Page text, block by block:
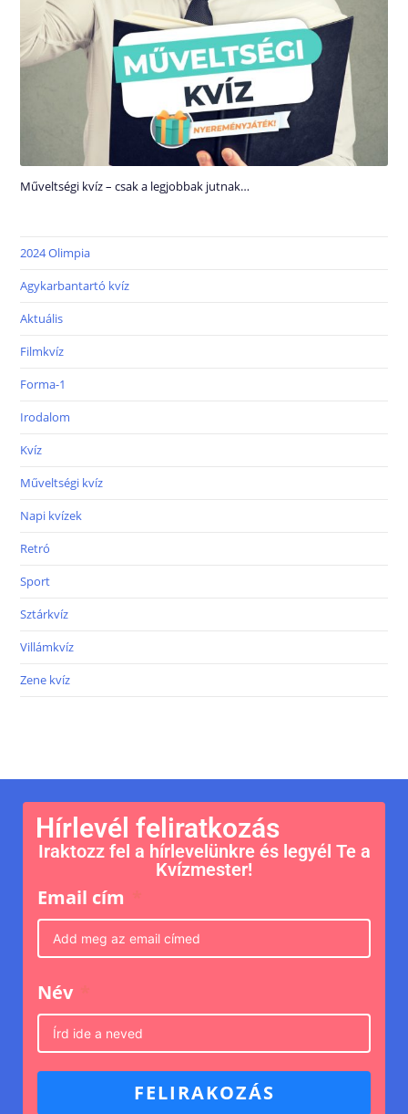
Műveltségi kvíz – csak a legjobbak jutnak…
2024 Olimpia
Agykarbantartó kvíz
Aktuális
Filmkvíz
Forma-1
Irodalom
Kvíz
Műveltségi kvíz
Napi kvízek
Retró
Sport
Sztárkvíz
Villámkvíz
Zene kvíz
Hírlevél feliratkozás
Iraktozz fel a hírlevelünkre és legyél Te a
Kvízmester!
Email cím
Név
FELIRAKOZÁS